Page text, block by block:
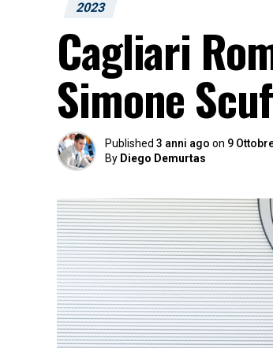
2023
Cagliari
Simone
Published 3 anni ago on 9
By Diego Demurtas